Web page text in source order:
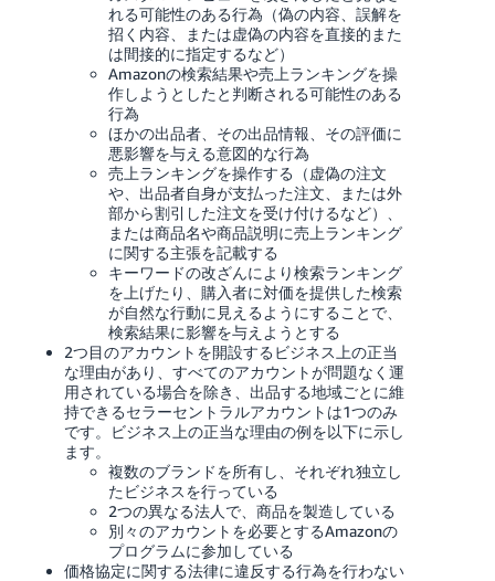
れる可能性のある行為（偽の内容、誤解を
招く内容、または虚偽の内容を直接的また
は間接的に指定するなど）
Amazonの検索結果や売上ランキングを操
作しようとしたと判断される可能性のある
行為
ほかの出品者、その出品情報、その評価に
悪影響を与える意図的な行為
売上ランキングを操作する（虚偽の注文
や、出品者自身が支払った注文、または外
部から割引した注文を受け付けるなど）、
または商品名や商品説明に売上ランキング
に関する主張を記載する
キーワードの改ざんにより検索ランキング
を上げたり、購入者に対価を提供した検索
が自然な行動に見えるようにすることで、
検索結果に影響を与えようとする
2つ目のアカウントを開設するビジネス上の正当
な理由があり、すべてのアカウントが問題なく運
用されている場合を除き、出品する地域ごとに維
持できるセラーセントラルアカウントは1つのみ
です。ビジネス上の正当な理由の例を以下に示し
ます。
複数のブランドを所有し、それぞれ独立し
たビジネスを行っている
2つの異なる法人で、商品を製造している
別々のアカウントを必要とするAmazonの
プログラムに参加している
価格協定に関する法律に違反する行為を行わない